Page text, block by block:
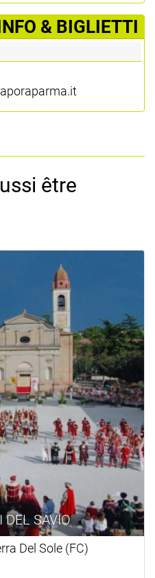
& BIGLIETTI
être
DEL SAVIO
Del Sole (FC)